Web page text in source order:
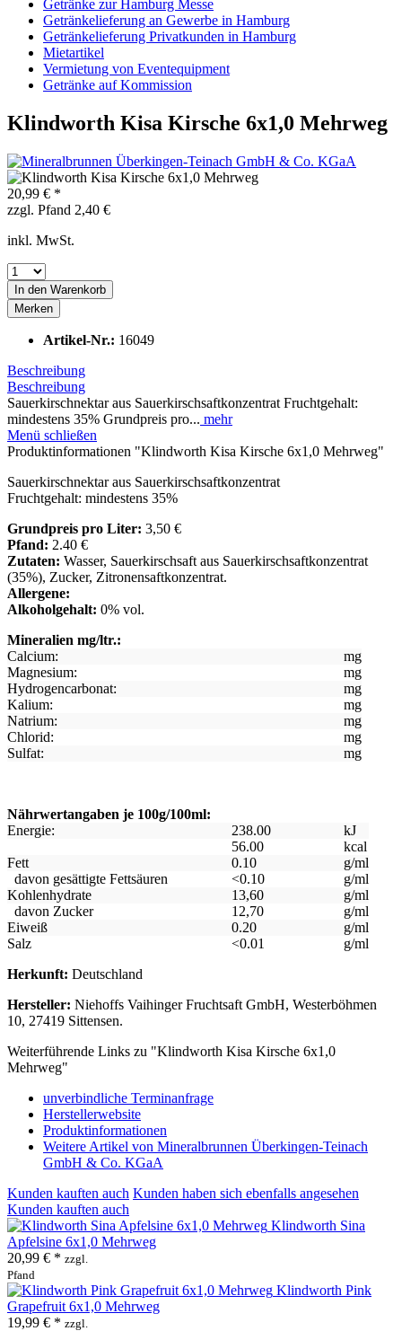
Getränke zur Hamburg Messe
Getränkelieferung an Gewerbe in Hamburg
Getränkelieferung Privatkunden in Hamburg
Mietartikel
Vermietung von Eventequipment
Getränke auf Kommission
Klindworth Kisa Kirsche 6x1,0 Mehrweg
20,99 € *
zzgl. Pfand 2,40 €
inkl. MwSt.
In den Warenkorb
Merken
Artikel-Nr.: 16049
Beschreibung
Beschreibung
Sauerkirschnektar aus Sauerkirschsaftkonzentrat Fruchtgehalt:
mindestens 35% Grundpreis pro... mehr
Menü schließen
Produktinformationen "Klindworth Kisa Kirsche 6x1,0 Mehrweg"
Sauerkirschnektar aus Sauerkirschsaftkonzentrat
Fruchtgehalt: mindestens 35%
Grundpreis pro Liter: 3,50 €
Pfand: 2.40 €
Zutaten: Wasser, Sauerkirschsaft aus Sauerkirschsaftkonzentrat
(35%), Zucker, Zitronensaftkonzentrat.
Allergene:
Alkoholgehalt: 0% vol.
Mineralien mg/ltr.:
Calcium:
mg
Magnesium:
mg
Hydrogencarbonat:
mg
Kalium:
mg
Natrium:
mg
Chlorid:
mg
Sulfat:
mg
Nährwertangaben je 100g/100ml:
Energie:
238.00
kJ
56.00
kcal
Fett
0.10
g/ml
davon gesättigte Fettsäuren
<0.10
g/ml
Kohlenhydrate
13,60
g/ml
davon Zucker
12,70
g/ml
Eiweiß
0.20
g/ml
Salz
<0.01
g/ml
Herkunft: Deutschland
Hersteller: Niehoffs Vaihinger Fruchtsaft GmbH, Westerböhmen
10, 27419 Sittensen.
Weiterführende Links zu "Klindworth Kisa Kirsche 6x1,0
Mehrweg"
unverbindliche Terminanfrage
Herstellerwebsite
Produktinformationen
Weitere Artikel von Mineralbrunnen Überkingen-Teinach
GmbH & Co. KGaA
Kunden kauften auch Kunden haben sich ebenfalls angesehen
Kunden kauften auch
Klindworth Sina
Apfelsine 6x1,0 Mehrweg
20,99 € * zzgl.
Pfand
Klindworth Pink
Grapefruit 6x1,0 Mehrweg
19,99 € * zzgl.